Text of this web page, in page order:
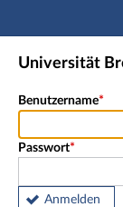
Universität
Benutzername
Passwort
Anmelden